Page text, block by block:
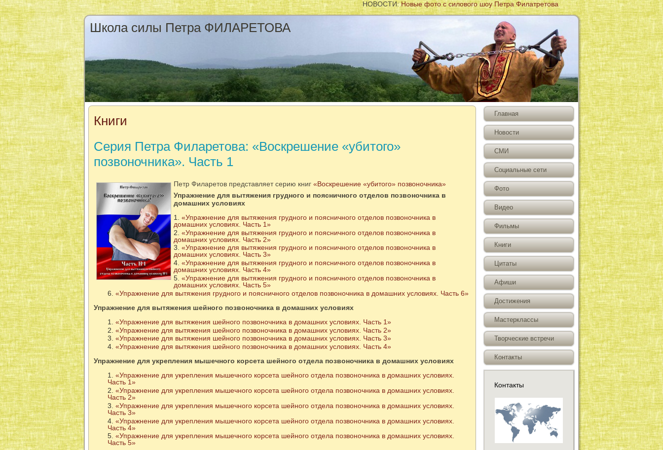
НОВОСТИ:Новые фото с силового шоу Петра Филатретова
Школа силы Петра ФИЛАРЕТОВА
Книги
Серия Петра Филаретова: «Воскрешение «убитого»
позвоночника». Часть 1
Петр Филаретов представляет серию книг «Воскрешение «убитого» позвоночника»
Упражнение для вытяжения грудного и поясничного отделов позвоночника в
домашних условиях
«Упражнение для вытяжения грудного и поясничного отделов позвоночника в
домашних условиях. Часть 1»
«Упражнение для вытяжения грудного и поясничного отделов позвоночника в
домашних условиях. Часть 2»
«Упражнение для вытяжения грудного и поясничного отделов позвоночника в
домашних условиях. Часть 3»
«Упражнение для вытяжения грудного и поясничного отделов позвоночника в
домашних условиях. Часть 4»
«Упражнение для вытяжения грудного и поясничного отделов позвоночника в
домашних условиях. Часть 5»
«Упражнение для вытяжения грудного и поясничного отделов позвоночника в домашних условиях. Часть 6»
Упражнение для вытяжения шейного позвоночника в домашних условиях
«Упражнение для вытяжения шейного позвоночника в домашних условиях. Часть 1»
«Упражнение для вытяжения шейного позвоночника в домашних условиях. Часть 2»
«Упражнение для вытяжения шейного позвоночника в домашних условиях. Часть 3»
«Упражнение для вытяжения шейного позвоночника в домашних условиях. Часть 4»
Упражнение для укрепления мышечного корсета шейного отдела позвоночника в домашних условиях
«Упражнение для укрепления мышечного корсета шейного отдела позвоночника в домашних условиях.
Часть 1»
«Упражнение для укрепления мышечного корсета шейного отдела позвоночника в домашних условиях.
Часть 2»
«Упражнение для укрепления мышечного корсета шейного отдела позвоночника в домашних условиях.
Часть 3»
«Упражнение для укрепления мышечного корсета шейного отдела позвоночника в домашних условиях.
Часть 4»
«Упражнение для укрепления мышечного корсета шейного отдела позвоночника в домашних условиях.
Часть 5»
Главная
Новости
СМИ
Социальные сети
Фото
Видео
Фильмы
Книги
Цитаты
Афиши
Достижения
Мастерклассы
Творческие встречи
Контакты
Контакты